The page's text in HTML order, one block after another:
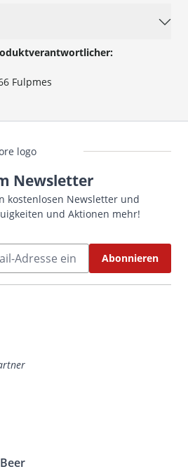
Fulpmes
Newsletter
kostenlosen Newsletter und
und Aktionen mehr!
Abonnieren